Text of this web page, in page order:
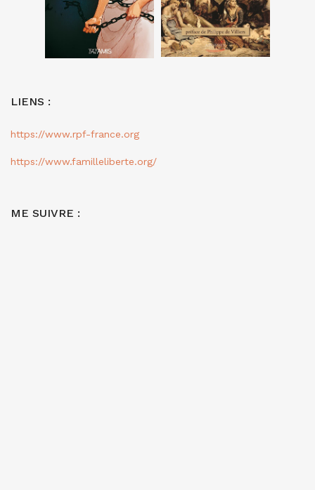
LIENS :
https://www.rpf-france.org
https://www.familleliberte.org/
ME SUIVRE :